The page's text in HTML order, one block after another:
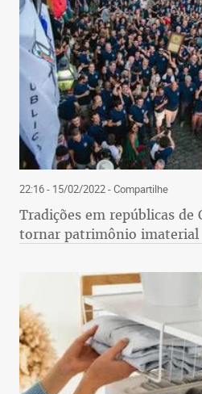
22:16 - 15/02/2022- Compartilhe
Tradições em repúblicas de
tornar patrimônio imaterial